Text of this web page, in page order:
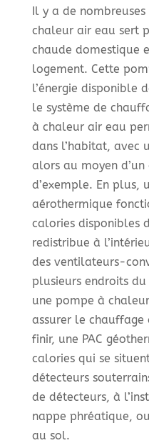
Il y a de nombreuses
chaleur air eau sert
chaude domestique
logement. Cette
l’énergie disponible
le système de
à chaleur air eau
dans l’habitat, avec
alors au moyen
d’exemple. En plus,
aérothermique
calories disponibles
redistribue à
des ventilateurs-
plusieurs endroits
une pompe à
assurer le chauffage
finir, une PAC
calories qui se
détecteurs
de détecteurs, à
nappe phréatique,
au sol.